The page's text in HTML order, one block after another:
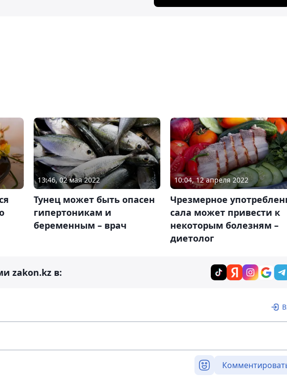
13:46, 02 мая 2022
Тунец может быть опасен
гипертоникам и
беременным – врач
10:04, 12 апреля 2022
Чрезмерное
сала может привести к
некоторым болезням –
диетолог
zakon.kz в: